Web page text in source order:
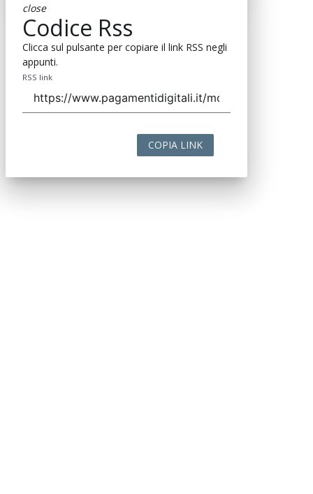
close
Codice Rss
Clicca sul pulsante per copiare il link RSS negli
appunti.
RSS link
COPIA LINK